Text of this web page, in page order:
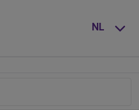
NL